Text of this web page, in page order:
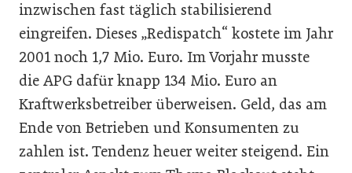
inzwischen fast täglich stabilisierend
eingreifen. Dieses „Redispatch“ kostete im Jahr
2001 noch 1,7 Mio. Euro. Im Vorjahr musste
die APG dafür knapp 134 Mio. Euro an
Kraftwerksbetreiber überweisen. Geld, das am
Ende von Betrieben und Konsumenten zu
zahlen ist. Tendenz heuer weiter steigend. Ein